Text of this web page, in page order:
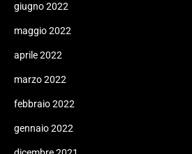
giugno 2022
maggio 2022
aprile 2022
marzo 2022
febbraio 2022
gennaio 2022